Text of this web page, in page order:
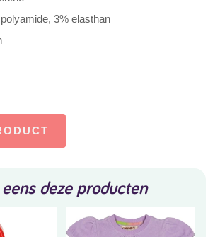
3% elasthan
deze producten